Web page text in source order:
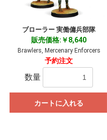
ブローラー 実働傭兵部隊
販売価格:￥8,640
Brawlers, Mercenary Enforcers
予約注文
数量
カートに入れる